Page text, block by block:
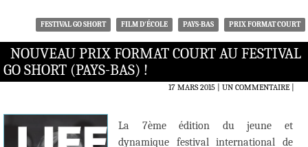
FESTIVAL GO SHORT FILM D'ÉCOLE PAYS-BAS PRIX FORMAT COURT
NOUVEAU PRIX FORMAT COURT AU FESTIVAL
GO SHORT (PAYS-BAS) !
17 MARS 2015 UN COMMENTAIRE|
La 7ème édition du jeune et
dynamique festival international de